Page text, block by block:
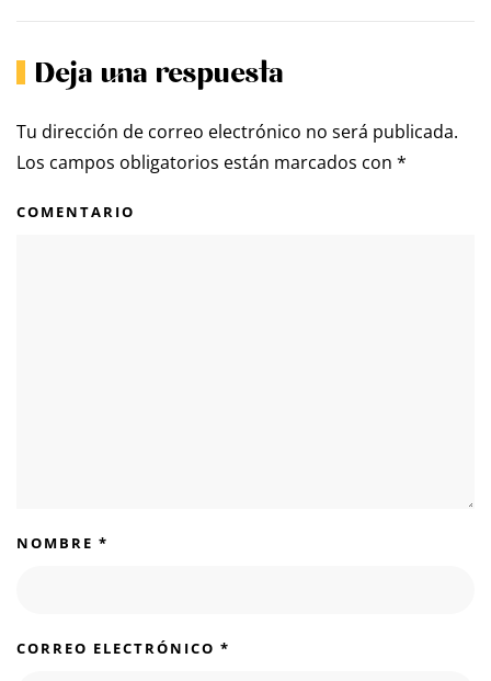
Deja una respuesta
Tu dirección de correo electrónico no será publicada.
Los campos obligatorios están marcados con *
COMENTARIO
NOMBRE *
CORREO ELECTRÓNICO *